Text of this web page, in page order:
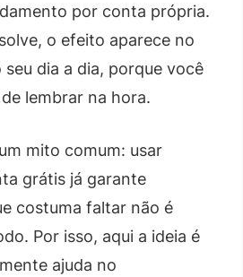
por conta própria.
o efeito aparece no
dia a dia, porque você
lembrar na hora.
mito comum: usar
grátis já garante
costuma faltar não é
Por isso, aqui a ideia é
ajuda no